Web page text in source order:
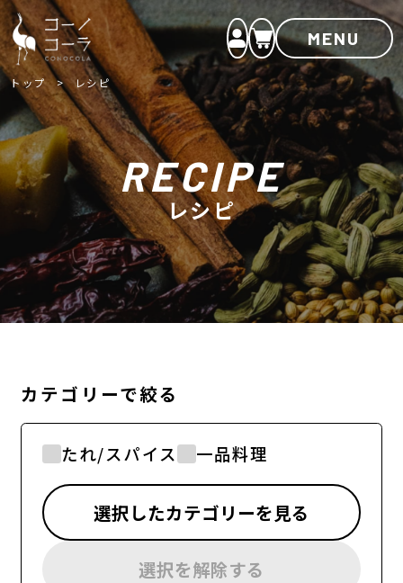
MENU
トップ レシピ
RECIPE
レシピ
カテゴリーで絞る
たれ/スパイス 一品料理
選択を解除する
選択したカテゴリーを見る